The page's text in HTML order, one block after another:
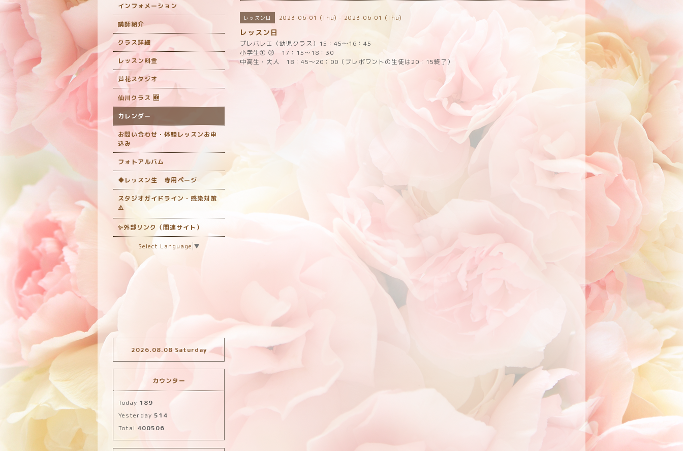
レッスン日 2023-06-01 (Thu) - 2023-06-01 (Thu)
レッスン日
プレバレエ（幼児クラス）15：45～16：45
小学生① ② 17：15～18：30
中高生・大人 18：45～20：00（プレポワントの生徒は20：15終了）
インフォメーション
講師紹介
クラス詳細
レッスン料金
芦花スタジオ
仙川クラス 🆕
カレンダー
お問い合わせ・体験レッスンお申
込み
フォトアルバム
◆レッスン生 専用ページ
スタジオガイドライン・感染対策
‎⚠️
✨外部リンク（関連サイト）
Select Language ▼
2026.08.08 Saturday
カウンター
Today 189
Yesterday 514
Total 400506